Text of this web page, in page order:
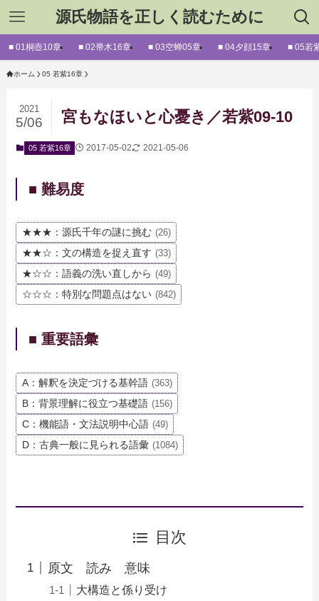
源氏物語を正しく読むために
■ 01桐壺10章 ■ 02帚木16章 ■ 03空蝉05章 ■ 04夕顔15章 ■ 05若
ホーム 05 若紫16章
宮もなほいと心憂き／若紫09-10
2021
5/06
05 若紫16章 2017-05-02 2021-05-06
■ 難易度
★★★：源氏千年の謎に挑む (26)
★★☆：文の構造を捉え直す (33)
★☆☆：語義の洗い直しから (49)
☆☆☆：特別な問題点はない (842)
■ 重要語彙
A：解釈を決定づける基幹語 (363)
B：背景理解に役立つ基礎語 (156)
C：機能語・文法説明中心語 (49)
D：古典一般に見られる語彙 (1084)
目次
原文 読み 意味
大構造と係り受け